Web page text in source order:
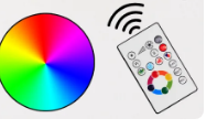
Nickel mat, 1
Changeur de